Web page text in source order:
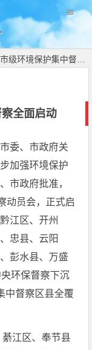
境保护集中督察全面启动
全面启动
委、市政府关
加强环境保护
市政府批准，
动员会，正式启
江区、开州
忠县、云阳
彭水县、万盛
环保督察下沉
中督察区县全覆
江区、奉节县